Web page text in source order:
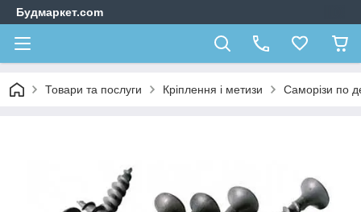
Будмаркет.com
Товари та послуги Кріплення і метизи Саморізи по